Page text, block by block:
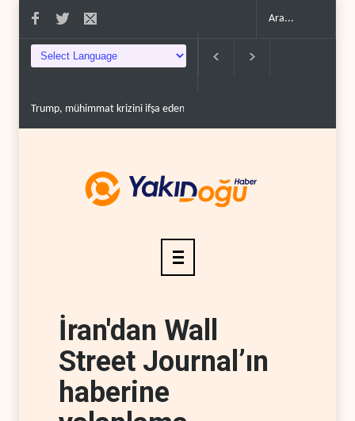
Trump, mühimmat krizini ifşa edenleri tehdit etti..
İran'dan Wall
Street Journal’ın
haberine